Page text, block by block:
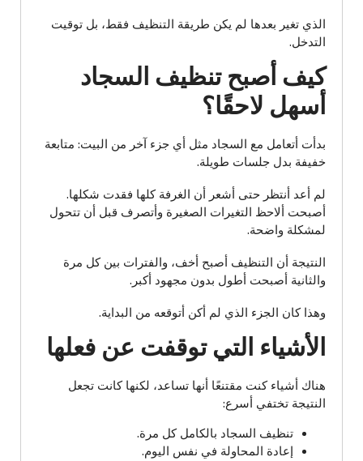
الذي تغير بعدها لم يكن طريقة التنظيف فقط، بل توقيت
التدخل.
كيف أصبح تنظيف السجاد
أسهل لاحقًا؟
بدأت أتعامل مع السجاد مثل أي جزء آخر من البيت: متابعة
خفيفة بدل جلسات طويلة.
لم أعد أنتظر حتى أشعر أن الغرفة كلها فقدت شكلها.
أصبحت ألاحظ التغيرات الصغيرة وأتصرف قبل أن تتحول
لمشكلة واضحة.
النتيجة أن التنظيف أصبح أخف، والفترات بين كل مرة
والثانية أصبحت أطول بدون مجهود أكبر.
وهذا كان الجزء الذي لم أكن أتوقعه من البداية.
الأشياء التي توقفت عن فعلها
هناك أشياء كنت مقتنعًا أنها تساعد، لكنها كانت تجعل
النتيجة تختفي أسرع:
تنظيف السجاد بالكامل كل مرة.
إعادة المحاولة في نفس اليوم.